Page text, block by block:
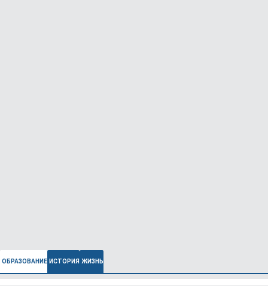
ОБРАЗОВАНИЕ ИСТОРИЯ ЖИЗНЬ